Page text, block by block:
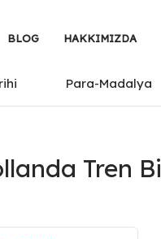
BLOG HAKKIMIZDA
Para-Madalya
Tren